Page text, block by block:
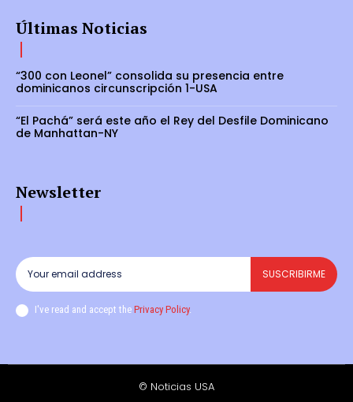
Últimas Noticias
“300 con Leonel” consolida su presencia entre
dominicanos circunscripción 1-USA
“El Pachá” será este año el Rey del Desfile Dominicano
de Manhattan-NY
Newsletter
SUSCRIBIRME
I've read and accept the Privacy Policy.
© Noticias USA